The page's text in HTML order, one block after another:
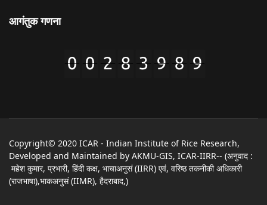
आगंतुक गणना
Copyright© 2020 ICAR - Indian Institute of Rice Research,
Developed and Maintained by AKMU-GIS, ICAR-IIRR-- (अनुवाद :
महेश कुमार, प्रभारी, हिंदी कक्ष, भाचाअनुसं (IIRR) एवं, वरिष्ठ तकनीकी अधिकारी
(राजभाषा),भाकअनुसं (IIMR), हैदराबाद,)